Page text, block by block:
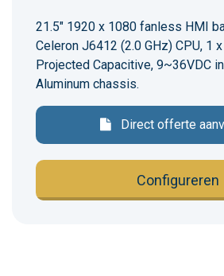
21.5" 1920 x 1080 fanless HMI
Celeron J6412 (2.0 GHz) CPU, 1
Projected Capacitive, 9~36VDC
Aluminum chassis.
Direct offerte
Configureren